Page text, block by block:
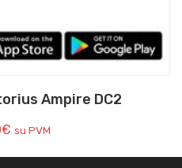
Ampire DC2
€ su PVM